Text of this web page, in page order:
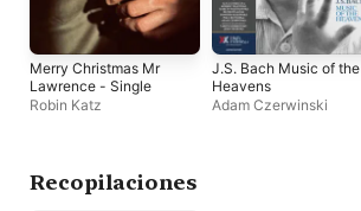
Merry Christmas Mr
Lawrence - Single
Robin Katz
J.S. Bach Music of the
Heavens
Adam Czerwinski
Recopilaciones